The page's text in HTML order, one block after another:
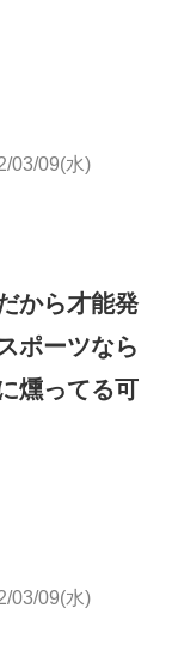
03/09(水)
から才能発
ポーツなら
燻ってる可
03/09(水)